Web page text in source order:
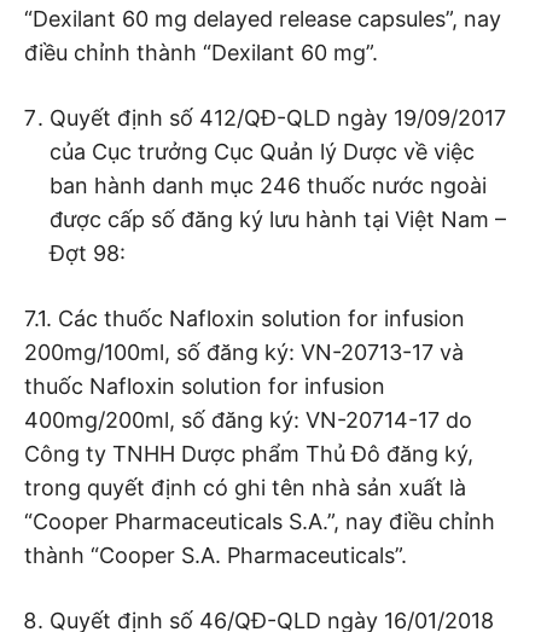
“Dexilant 60 mg delayed release capsules”, nay
điều chỉnh thành “Dexilant 60 mg”.
Quyết định số 412/QĐ-QLD ngày 19/09/2017
của Cục trưởng Cục Quản lý Dược về việc
ban hành danh mục 246 thuốc nước ngoài
được cấp số đăng ký lưu hành tại Việt Nam –
Đợt 98:
7.1. Các thuốc Nafloxin solution for infusion
200mg/100ml, số đăng ký: VN-20713-17 và
thuốc Nafloxin solution for infusion
400mg/200ml, số đăng ký: VN-20714-17 do
Công ty TNHH Dược phẩm Thủ Đô đăng ký,
trong quyết định có ghi tên nhà sản xuất là
“Cooper Pharmaceuticals S.A.”, nay điều chỉnh
thành “Cooper S.A. Pharmaceuticals”.
Quyết định số 46/QĐ-QLD ngày 16/01/2018